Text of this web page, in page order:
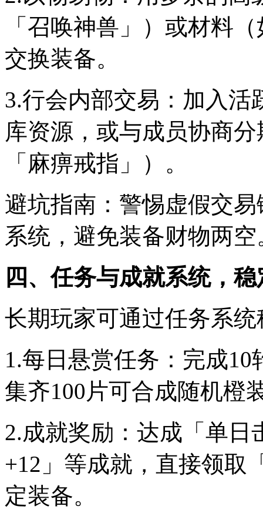
「召唤神兽」）或材料
交换装备。
3.行会内部交易：加入
库资源，或与成员协商
「麻痹戒指」）。
避坑指南：警惕虚假交
系统，避免装备财物两空
四、任务与成就系统，
长期玩家可通过任务系
1.每日悬赏任务：完成
集齐100片可合成随机橙
2.成就奖励：达成「单日
+12」等成就，直接领取
定装备。